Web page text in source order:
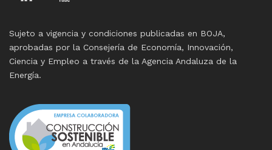
Sujeto a vigencia y condiciones publicadas en BOJA,
aprobadas por la Consejería de Economía, Innovación,
Ciencia y Empleo a través de la Agencia Andaluza de la
Energía.